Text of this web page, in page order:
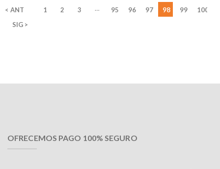
< ANT 1 2 3 … 95 96 97 98 99
100
SIG >
OFRECEMOS PAGO 100% SEGURO